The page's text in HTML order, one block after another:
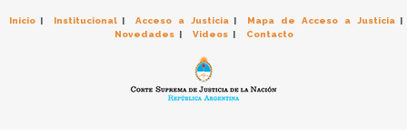
Inicio | Institucional | Acceso a Justicia | Mapa de Acceso a Justicia |
Novedades | Videos | Contacto